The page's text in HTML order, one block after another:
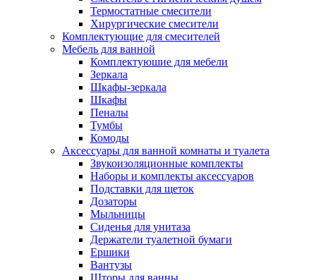
Термостатные смесители
Хирургические смесители
Комплектующие для смесителей
Мебель для ванной
Комплектуюшие для мебели
Зеркала
Шкафы-зеркала
Шкафы
Пеналы
Тумбы
Комоды
Аксессуары для ванной комнаты и туалета
Звукоизоляционные комплекты
Наборы и комплекты аксессуаров
Подставки для щеток
Дозаторы
Мыльницы
Сиденья для унитаза
Держатели туалетной бумаги
Ершики
Вантузы
Шторы для ванны